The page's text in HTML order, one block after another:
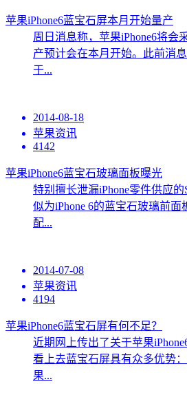
苹果iPhone6蓝宝石屏本月开始量产
周日消息称，苹果iPhone6将会
产预计会在本月开始。此前消
于...
2014-08-18
苹果资讯
4142
苹果iPhone6蓝宝石玻璃面板曝光
特别擅长泄漏iPhone零件供应
似为iPhone 6的蓝宝石玻璃前面
配...
2014-07-08
苹果资讯
4194
苹果iPhone6蓝宝石屏有何不足？
近期网上传出了关于苹果
看上去蓝宝石屏具有众多优势
果...